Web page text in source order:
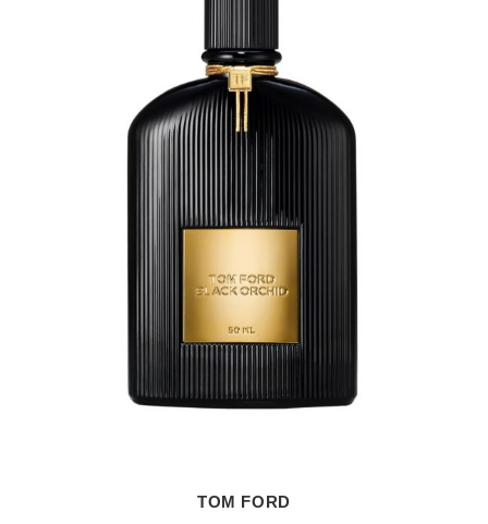
TOM FORD